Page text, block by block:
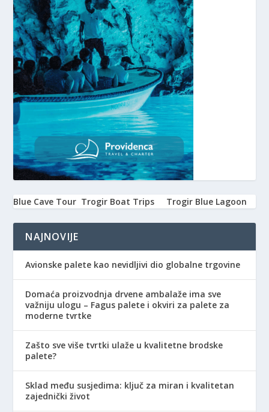
Blue Cave Tour Trogir Boat Trips Trogir Blue Lagoon
NAJNOVIJE
Avionske palete kao nevidljivi dio globalne trgovine
Domaća proizvodnja drvene ambalaže ima sve
važniju ulogu – Fagus palete i okviri za palete za
moderne tvrtke
Zašto sve više tvrtki ulaže u kvalitetne brodske
palete?
Sklad među susjedima: ključ za miran i kvalitetan
zajednički život